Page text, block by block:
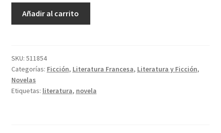
cantidad
Añadir al carrito
SKU: 511854
Categorías: Ficción, Literatura Francesa, Literatura y Ficción,
Novelas
Etiquetas: literatura, novela